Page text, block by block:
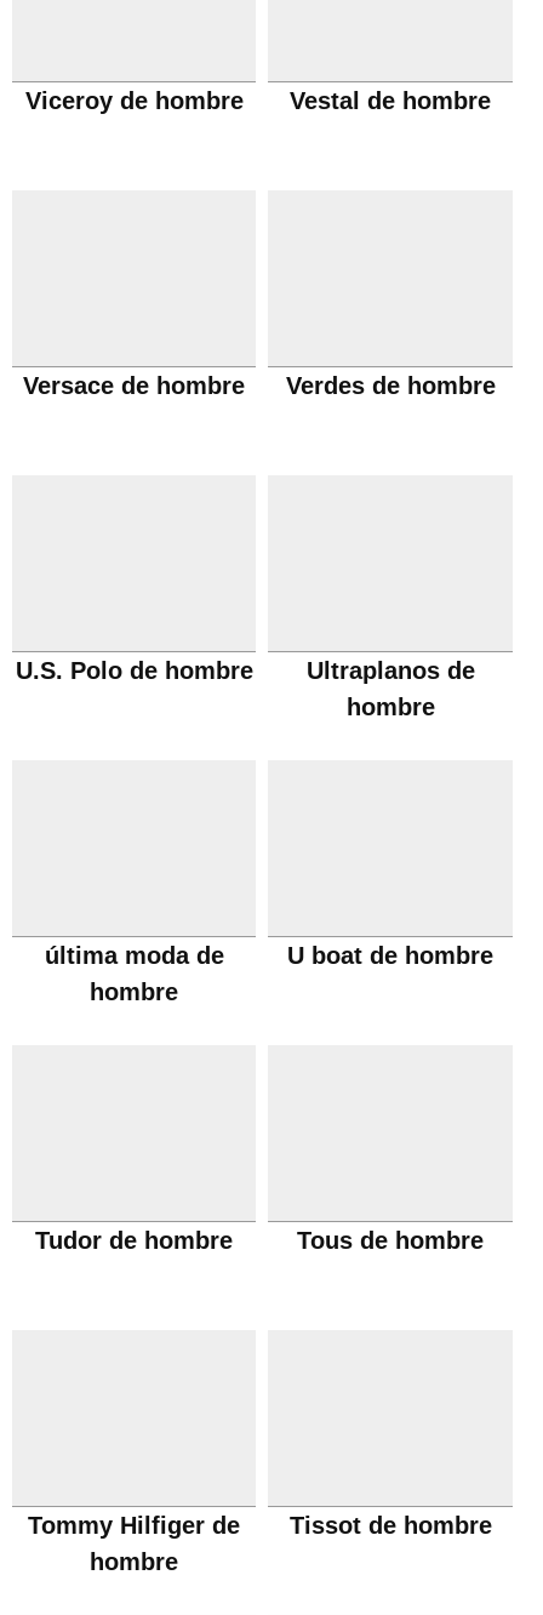
Viceroy de hombre Vestal de hombre
Versace de hombre Verdes de hombre
U.S. Polo de hombre
Ultraplanos de
hombre
última moda de
hombre
U boat de hombre
Tudor de hombre Tous de hombre
Tommy Hilfiger de
hombre
Tissot de hombre